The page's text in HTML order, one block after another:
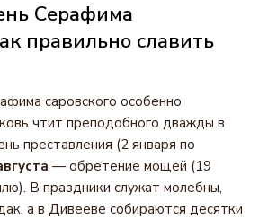
Серафима
правильно славить
саровского особенно
чтит преподобного дважды в
преставления (2 января по
— обретение мощей (19
В праздники служат молебны,
а в Дивееве собираются десятки